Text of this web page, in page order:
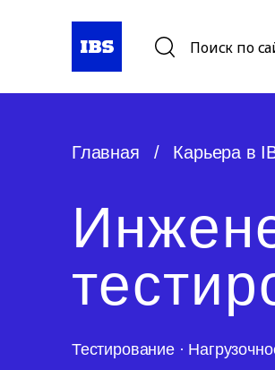
Поиск по
Главная / Карьера в
Тестирование ·